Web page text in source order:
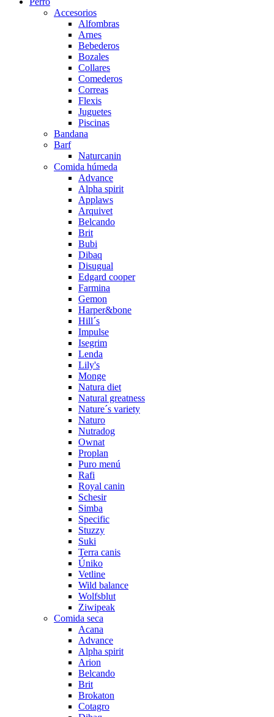
Accesorios
Alfombras
Arnes
Bebederos
Bozales
Collares
Comederos
Correas
Flexis
Juguetes
Piscinas
Bandana
Barf
Naturcanin
Comida húmeda
Advance
Alpha spirit
Applaws
Arquivet
Belcando
Brit
Bubi
Dibaq
Disugual
Edgard cooper
Farmina
Gemon
Harper&bone
Hill´s
Impulse
Isegrim
Lenda
Lily's
Monge
Natura diet
Natural greatness
Nature´s variety
Naturo
Nutradog
Ownat
Proplan
Puro menú
Rafi
Royal canin
Schesir
Simba
Specific
Stuzzy
Suki
Terra canis
Úniko
Vetline
Wild balance
Wolfsblut
Ziwipeak
Comida seca
Acana
Advance
Alpha spirit
Arion
Belcando
Brit
Brokaton
Cotagro